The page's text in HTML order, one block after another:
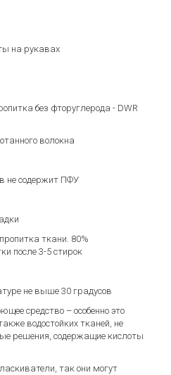
на рукавах
без фторуглерода - DWR
волокна
не содержит ПФУ
ткани. 80%
после 3-5 стирок
не выше 30 градусов
средство – особенно это
водостойких тканей, не
решения, содержащие кислоты
так они могут